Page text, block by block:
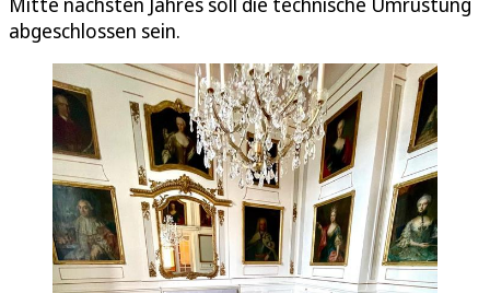
abgeschlossen sein.